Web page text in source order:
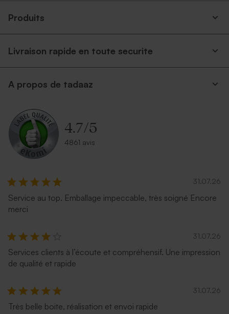
Produits
Livraison rapide en toute securite
A propos de tadaaz
4.7/5
4861 avis
31.07.26
Service au top. Emballage impeccable, très soigné Encore
merci
31.07.26
Services clients à l’écoute et compréhensif. Une impression
de qualité et rapide
31.07.26
Très belle boite, réalisation et envoi rapide